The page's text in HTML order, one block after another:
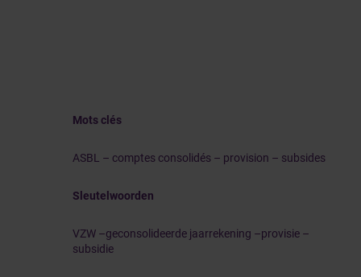
Mots clés
ASBL – comptes consolidés – provision – subsides
Sleutelwoorden
VZW –geconsolideerde jaarrekening –provisie –
subsidie